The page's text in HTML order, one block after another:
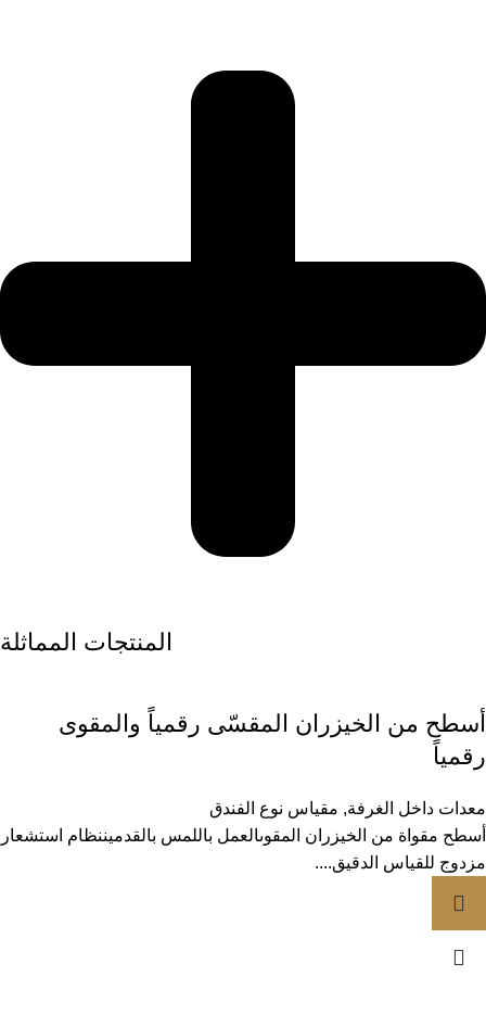
المنتجات المماثلة
أسطح من الخيزران المقسّى رقمياً والمقوى
رقمياً
معدات داخل الغرفة, مقياس نوع الفندق
أسطح مقواة من الخيزران المقوىالعمل باللمس بالقدميننظام استشعار
مزدوج للقياس الدقيق....